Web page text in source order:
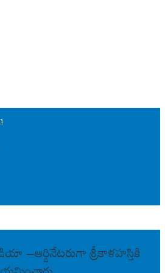
–ఆర్డినేటరుగా శ్రీకాళహస్తికి